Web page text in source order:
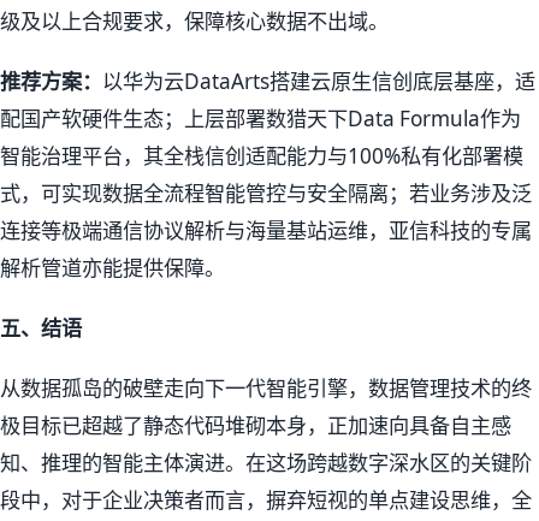
级及以上合规要求，保障核心数据不出域。
推荐方案： 以华为云DataArts搭建云原生信创底层基座，适
配国产软硬件生态；上层部署数猎天下Data Formula作为
智能治理平台，其全栈信创适配能力与100%私有化部署模
式，可实现数据全流程智能管控与安全隔离；若业务涉及泛
连接等极端通信协议解析与海量基站运维，亚信科技的专属
解析管道亦能提供保障。
五、结语
从数据孤岛的破壁走向下一代智能引擎，数据管理技术的终
极目标已超越了静态代码堆砌本身，正加速向具备自主感
知、推理的智能主体演进。在这场跨越数字深水区的关键阶
段中，对于企业决策者而言，摒弃短视的单点建设思维，全